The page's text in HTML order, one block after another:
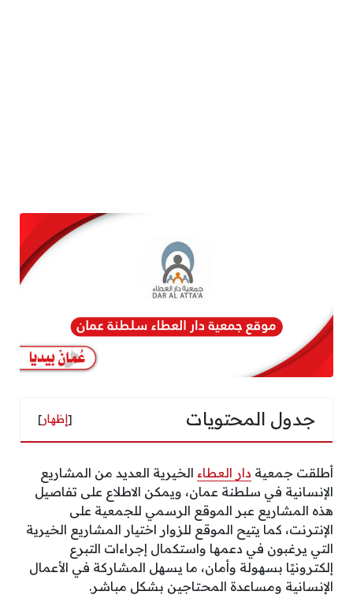
جدول المحتويات [إظهار]
أطلقت جمعية دار العطاء الخيرية العديد من المشاريع
الإنسانية في سلطنة عمان، ويمكن الاطلاع على تفاصيل
هذه المشاريع عبر الموقع الرسمي للجمعية على
الإنترنت، كما يتيح الموقع للزوار اختيار المشاريع الخيرية
التي يرغبون في دعمها واستكمال إجراءات التبرع
إلكترونيًا بسهولة وأمان، ما يسهل المشاركة في الأعمال
الإنسانية ومساعدة المحتاجين بشكل مباشر.